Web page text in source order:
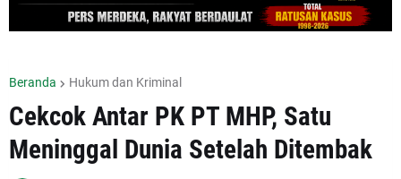
Beranda Hukum dan Kriminal
Cekcok Antar PK PT MHP, Satu
Meninggal Dunia Setelah Ditembak